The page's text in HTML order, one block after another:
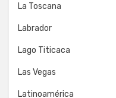
La Toscana
Labrador
Lago Titicaca
Las Vegas
Latinoamérica